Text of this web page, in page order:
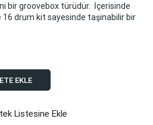
bir groovebox türüdür. İçerisinde
drum kit sayesinde taşinabilir bir
EKLE
Listesine Ekle